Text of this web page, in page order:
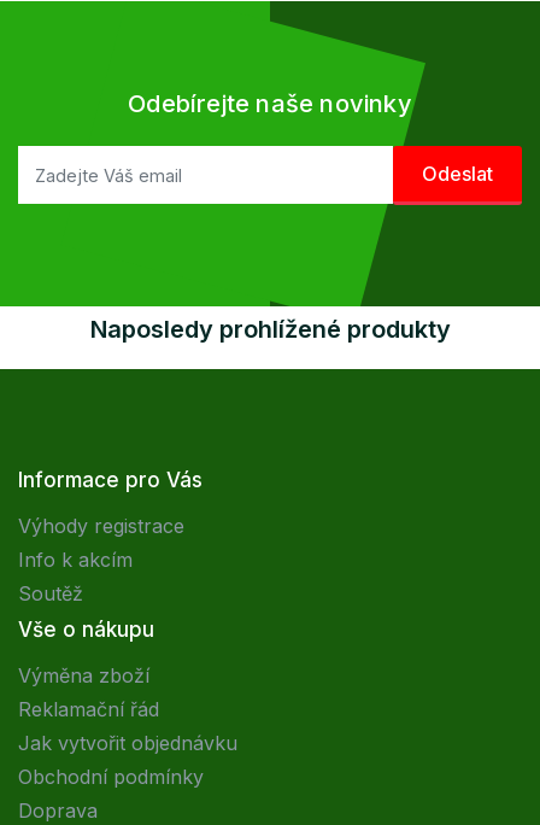
Odebírejte naše novinky
Naposledy prohlížené produkty
Informace pro Vás
Výhody registrace
Info k akcím
Soutěž
Vše o nákupu
Výměna zboží
Reklamační řád
Jak vytvořit objednávku
Obchodní podmínky
Doprava